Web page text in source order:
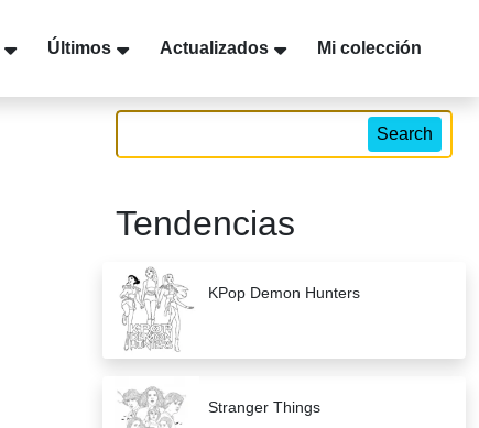
Últimos Actualizados Mi colección
Search
Tendencias
KPop Demon Hunters
Stranger Things